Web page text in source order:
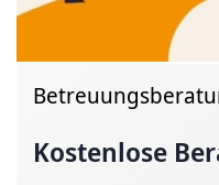
Kostenlose